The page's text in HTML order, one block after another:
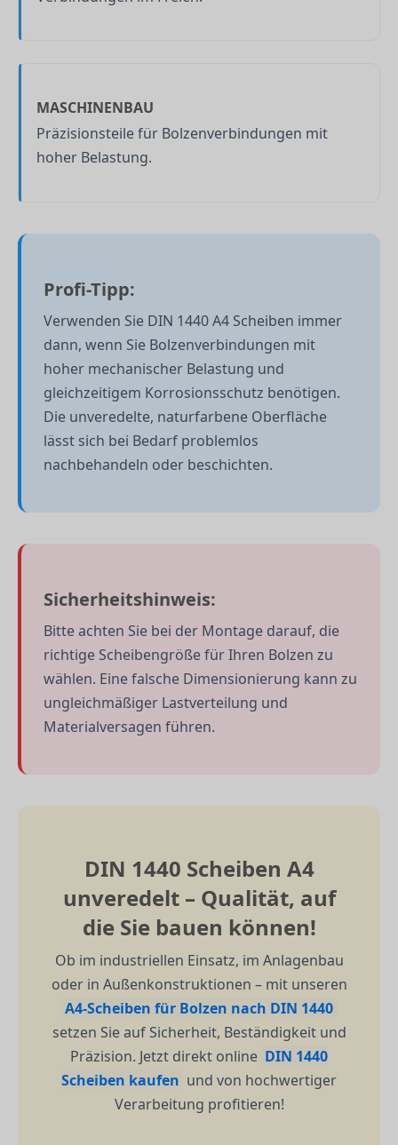
MASCHINENBAU
Präzisionsteile für Bolzenverbindungen mit
hoher Belastung.
Profi-Tipp:
Verwenden Sie DIN 1440 A4 Scheiben immer
dann, wenn Sie Bolzenverbindungen mit
hoher mechanischer Belastung und
gleichzeitigem Korrosionsschutz benötigen.
Die unveredelte, naturfarbene Oberfläche
lässt sich bei Bedarf problemlos
nachbehandeln oder beschichten.
Sicherheitshinweis:
Bitte achten Sie bei der Montage darauf, die
richtige Scheibengröße für Ihren Bolzen zu
wählen. Eine falsche Dimensionierung kann zu
ungleichmäßiger Lastverteilung und
Materialversagen führen.
DIN 1440 Scheiben A4
unveredelt – Qualität, auf
die Sie bauen können!
Ob im industriellen Einsatz, im Anlagenbau
oder in Außenkonstruktionen – mit unseren
A4-Scheiben für Bolzen nach DIN 1440
setzen Sie auf Sicherheit, Beständigkeit und
Präzision. Jetzt direkt online DIN 1440
Scheiben kaufen und von hochwertiger
Verarbeitung profitieren!